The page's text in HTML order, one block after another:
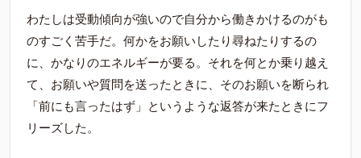
わたしは受動傾向が強いので自分から働きかけるのがも
のすごく苦手だ。何かをお願いしたり尋ねたりするの
に、かなりのエネルギーが要る。それを何とか乗り越え
て、お願いや質問を送ったときに、そのお願いを断られ
「前にも言ったはず」というような返答が来たときにフ
リーズした。